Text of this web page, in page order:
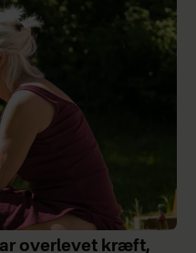
overlevet kræft,